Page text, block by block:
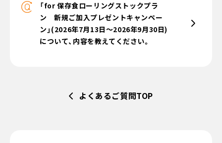
「for 保存食ローリングストックプラ
ン 新規ご加入プレゼントキャンペー
ン」(2026年7月13日～2026年9月30日)
について、内容を教えてください。
よくあるご質問TOP